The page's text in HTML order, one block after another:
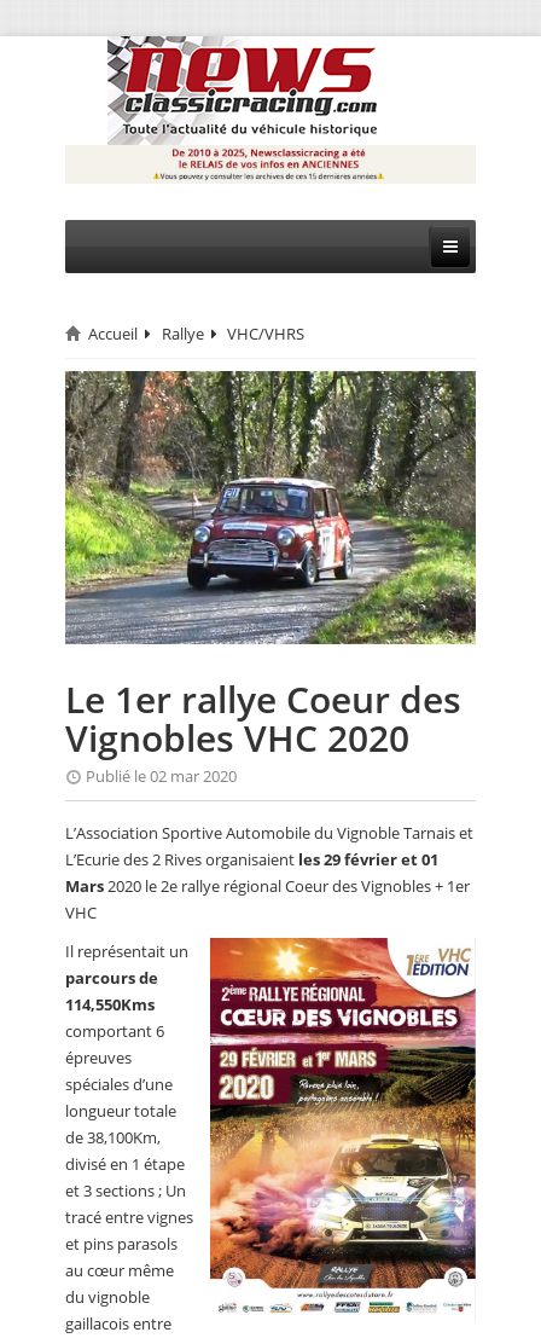
CIRCUIT
RALLYE
MONTAGNE
EVÈNEMENTS
CALENDRIER
FOCUS
ANNUAIRES
PETITES ANNONCES
Accueil Rallye VHC/VHRS
Le 1er rallye Coeur des
Vignobles VHC 2020
Publié le 02 mar 2020
L’Association Sportive Automobile du Vignoble Tarnais et
L’Ecurie des 2 Rives organisaient les 29 février et 01
Mars2020 le 2e rallye régional Coeur des Vignobles + 1er
VHC
Il représentait un
parcours de
114,550Kms
comportant 6
épreuves
spéciales d’une
longueur totale
de 38,100Km,
divisé en 1 étape
et 3 sections ; Un
tracé entre vignes
et pins parasols
au cœur même
du vignoble
gaillacois entre